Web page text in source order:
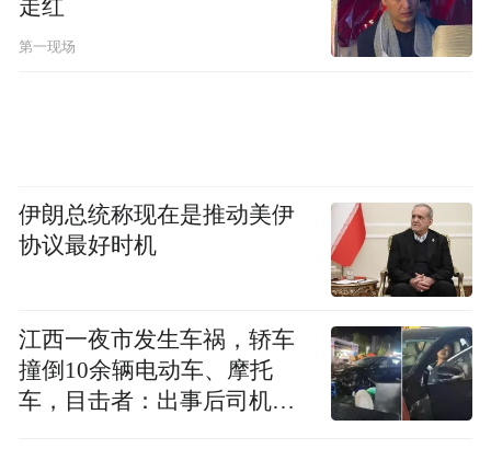
走红
第一现场
伊朗总统称现在是推动美伊
协议最好时机
江西一夜市发生车祸，轿车
撞倒10余辆电动车、摩托
车，目击者：出事后司机一